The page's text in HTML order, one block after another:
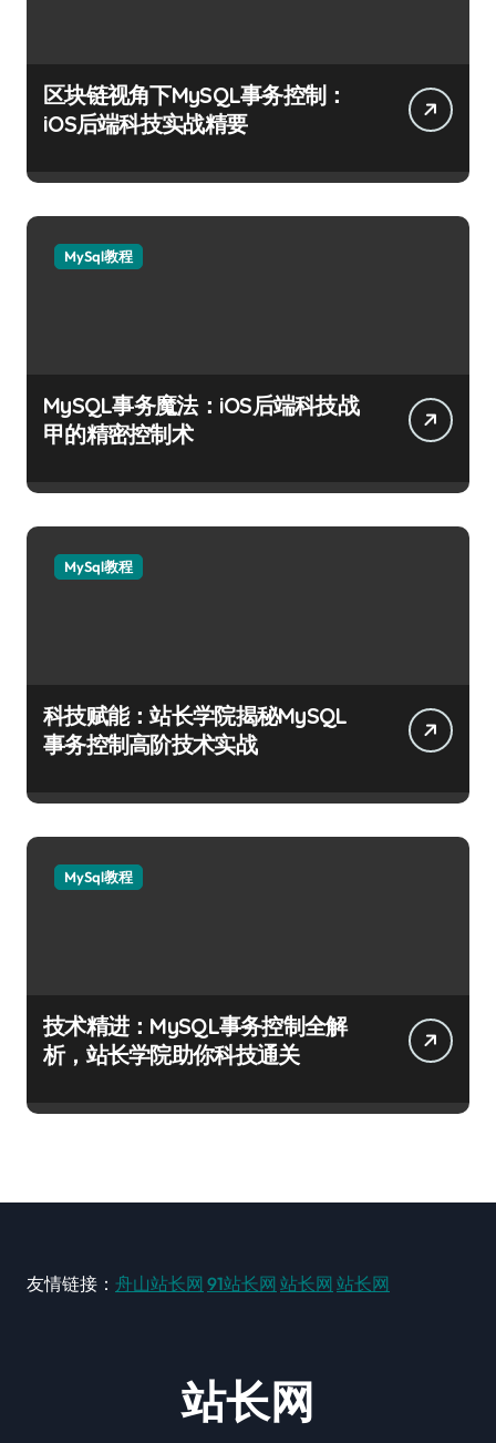
区块链视角下MySQL事务控制：
iOS后端科技实战精要
MySql教程
MySQL事务魔法：iOS后端科技战
甲的精密控制术
MySql教程
科技赋能：站长学院揭秘MySQL
事务控制高阶技术实战
MySql教程
技术精进：MySQL事务控制全解
析，站长学院助你科技通关
友情链接： 舟山站长网 91站长网 站长网 站长网
站长网